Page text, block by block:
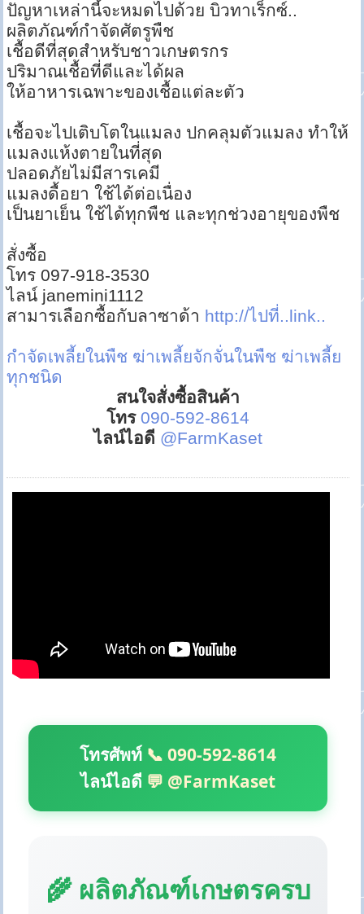
ปัญหาเหล่านี้จะหมดไปด้วย บิวทาเร็กซ์..
ผลิตภัณฑ์กำจัดศัตรูพืช
เชื้อดีที่สุดสำหรับชาวเกษตรกร
ปริมาณเชื้อที่ดีและได้ผล
ให้อาหารเฉพาะของเชื้อแต่ละตัว
เชื้อจะไปเติบโตในแมลง ปกคลุมตัวแมลง ทำให้
แมลงแห้งตายในที่สุด
ปลอดภัยไม่มีสารเคมี
แมลงดื้อยา ใช้ได้ต่อเนื่อง
เป็นยาเย็น ใช้ได้ทุกพืช และทุกช่วงอายุของพืช
สั่งซื้อ
โทร 097-918-3530
ไลน์ janemini1112
สามารเลือกซื้อกับลาซาด้า http://ไปที่..link..
กำจัดเพลี้ยในพืช ฆ่าเพลี้ยจักจั่นในพืช ฆ่าเพลี้ย
ทุกชนิด
สนใจสั่งซื้อสินค้า
โทร 090-592-8614
ไลน์ไอดี @FarmKaset
โทรศัพท์ 📞 090-592-8614
ไลน์ไอดี 💬 @FarmKaset
🌾 ผลิตภัณฑ์เกษตรครบ